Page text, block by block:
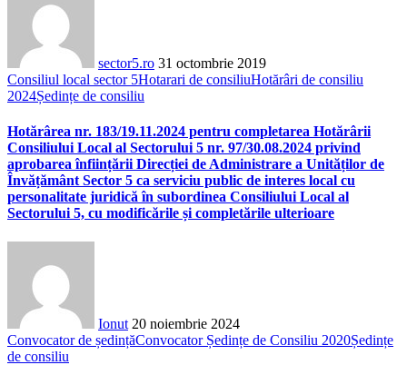
sector5.ro 31 octombrie 2019
Consiliul local sector 5Hotarari de consiliuHotărâri de consiliu
2024Ședințe de consiliu
Hotărârea nr. 183/19.11.2024 pentru completarea Hotărârii
Consiliului Local al Sectorului 5 nr. 97/30.08.2024 privind
aprobarea înființării Direcției de Administrare a Unităților de
Învățământ Sector 5 ca serviciu public de interes local cu
personalitate juridică în subordinea Consiliului Local al
Sectorului 5, cu modificările și completările ulterioare
Ionut 20 noiembrie 2024
Convocator de ședințăConvocator Ședințe de Consiliu 2020Ședințe
de consiliu